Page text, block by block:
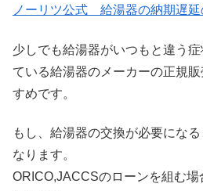
ノーリツ公式 給湯器の納期遅延
少しでも給湯器がいつもと違う
ている給湯器のメーカーの正規
すめです。
もし、給湯器の交換が必要にな
なります。
ORICO,JACCSのローンを組む